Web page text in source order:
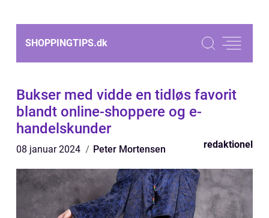
SHOPPINGTIPS.dk
Bukser med vidde en tidløs favorit
blandt online-shoppere og e-
handelskunder
08 januar 2024 Peter Mortensen redaktionel